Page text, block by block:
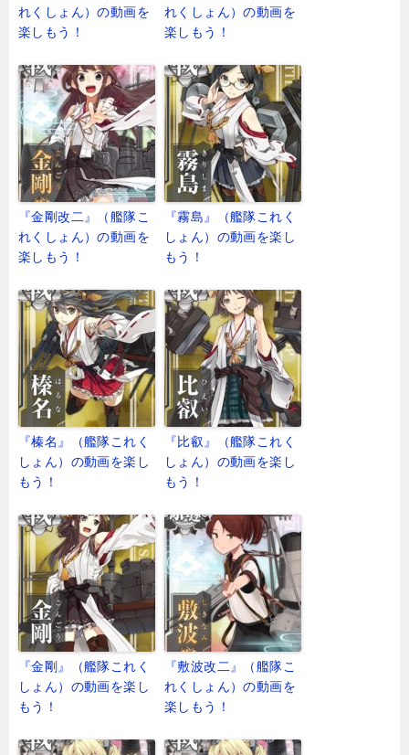
れくしょん）の動画を
楽しもう！
れくしょん）の動画を
楽しもう！
『金剛改二』（艦隊こ
れくしょん）の動画を
楽しもう！
『霧島』（艦隊これく
しょん）の動画を楽し
もう！
『榛名』（艦隊これく
しょん）の動画を楽し
もう！
『比叡』（艦隊これく
しょん）の動画を楽し
もう！
『金剛』（艦隊これく
しょん）の動画を楽し
もう！
『敷波改二』（艦隊こ
れくしょん）の動画を
楽しもう！